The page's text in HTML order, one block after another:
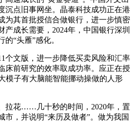
沉点旧事网坐。晶泰科技成功正在港
为其首批授信合做银行，进一步慎密
产成长需要，2024年，中国银行深圳
“头雁”感化。
文版，进一步降低买卖风险和汇率
床前研究的效率取成功率。应正在授
模子有大脑能智能挪动操做的人形
花……几十秒的时间，2020年，置
市，并说明“来历及做者”。做为我国